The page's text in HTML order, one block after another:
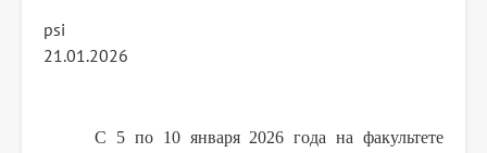
psi
21.01.2026
С 5 по 10 января 2026 года на факультете